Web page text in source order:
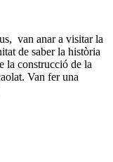
van anar a visitar la
de saber la història
la construcció de la
Van fer una